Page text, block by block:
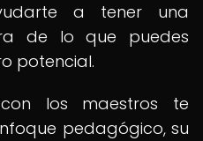
a tener una
de lo que puedes
potencial.
los maestros te
pedagógico, su